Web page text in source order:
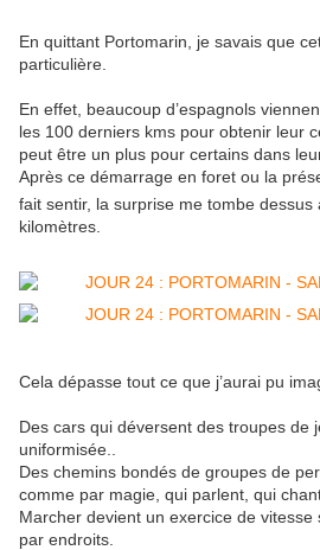
En quittant Portomarin, je savais que
particulière.
En effet, beaucoup d’espagnols
les 100 derniers kms pour obtenir leur
peut être un plus pour certains dans
Après ce démarrage en foret ou la
fait sentir, la surprise me tombe dessus
kilomètres.
Cela dépasse tout ce que j’aurai pu
Des cars qui déversent des troupes de
uniformisée..
Des chemins bondés de groupes de
comme par magie, qui parlent, qui
Marcher devient un exercice de
par endroits.